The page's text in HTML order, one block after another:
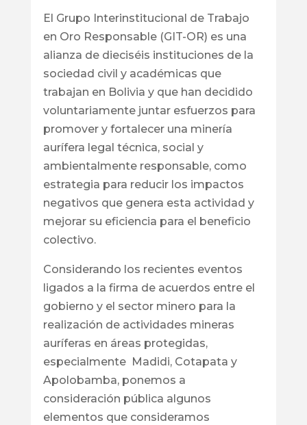
El Grupo Interinstitucional de Trabajo
en Oro Responsable (GIT-OR) es una
alianza de dieciséis instituciones de la
sociedad civil y académicas que
trabajan en Bolivia y que han decidido
voluntariamente juntar esfuerzos para
promover y fortalecer una minería
aurífera legal técnica, social y
ambientalmente responsable, como
estrategia para reducir los impactos
negativos que genera esta actividad y
mejorar su eficiencia para el beneficio
colectivo.
Considerando los recientes eventos
ligados a la firma de acuerdos entre el
gobierno y el sector minero para la
realización de actividades mineras
auríferas en áreas protegidas,
especialmente Madidi, Cotapata y
Apolobamba, ponemos a
consideración pública algunos
elementos que consideramos